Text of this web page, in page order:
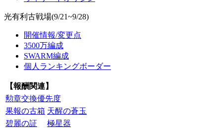
光有利古戦場(9/21~9/28)
開催情報/変更点
3500万編成
SWARM編成
個人ランキングボーダー
【報酬関連】
勲章交換優先度
果報の古箱 天醒の蒼玉
碧麗の証
極星器